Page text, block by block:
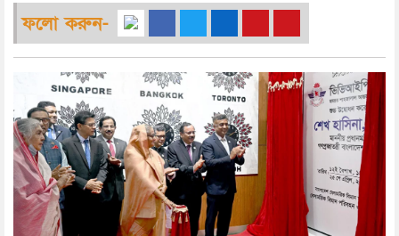
ফলো করুন-